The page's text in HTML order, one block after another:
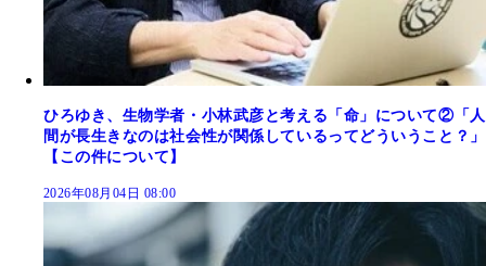
ひろゆき、生物学者・小林武彦と考える「命」について②「人
間が長生きなのは社会性が関係しているってどういうこと？」
【この件について】
2026年08月04日 08:00